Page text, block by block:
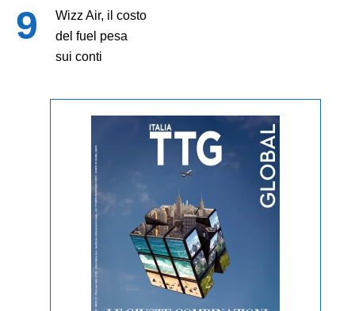
Wizz Air, il costo
del fuel pesa
sui conti